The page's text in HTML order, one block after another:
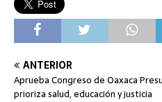
ANTERIOR
Aprueba Congreso de Oaxaca
prioriza salud, educación y justicia